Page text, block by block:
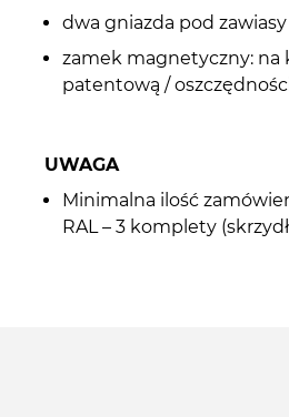
dwa gniazda pod
zamek magnetyczny: na
patentową /
UWAGA
Minimalna ilość
RAL – 3 komplety